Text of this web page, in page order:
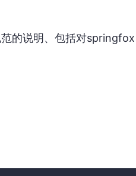
的说明、包括对